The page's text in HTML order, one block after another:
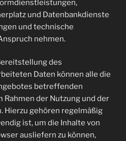
und Datenbankdienste
und technische
nehmen.
des
Daten können alle die
betreffenden
Rahmen der Nutzung und der
Hierzu gehören regelmäßig
ist, um die Inhalte von
ausliefern zu können,